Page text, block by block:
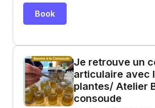
Book
Je retrouve un
articulaire avec
plantes/ Atelier
consoude